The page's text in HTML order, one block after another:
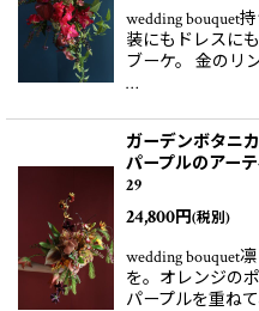
wedding bouquet
装にもドレスに
ブーケ。 金のリ
…
ガーデンボタニ
パープルのアー
29
24,800円(税別)
wedding bouquet
を。オレンジの
パープルを重ね